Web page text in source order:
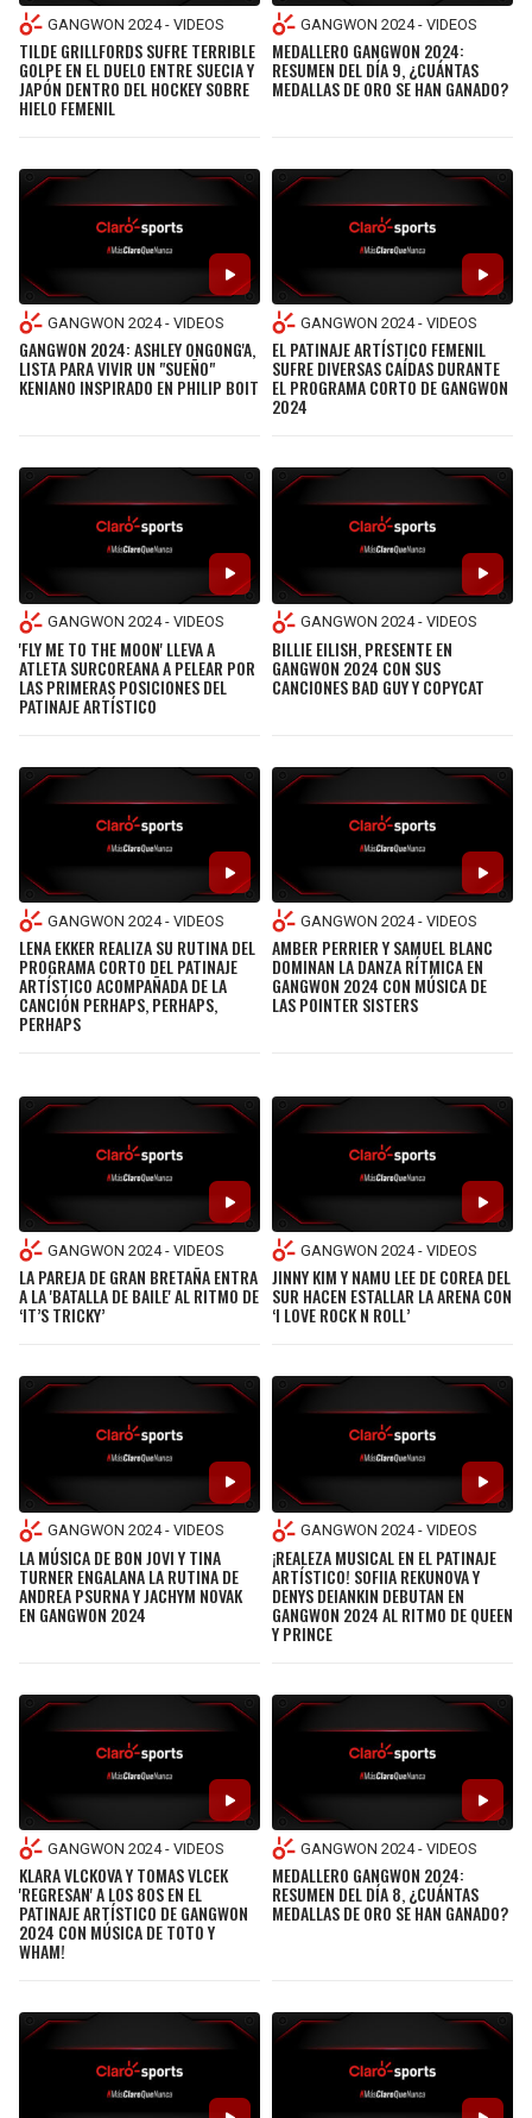
GANGWON 2024 - VIDEOS
TILDE GRILLFORDS SUFRE TERRIBLE
GOLPE EN EL DUELO ENTRE SUECIA Y
JAPÓN DENTRO DEL HOCKEY SOBRE
HIELO FEMENIL
GANGWON 2024 - VIDEOS
MEDALLERO GANGWON 2024:
RESUMEN DEL DÍA 9, ¿CUÁNTAS
MEDALLAS DE ORO SE HAN GANADO?
GANGWON 2024 - VIDEOS
GANGWON 2024: ASHLEY ONGONG'A,
LISTA PARA VIVIR UN "SUEÑO"
KENIANO INSPIRADO EN PHILIP BOIT
GANGWON 2024 - VIDEOS
EL PATINAJE ARTÍSTICO FEMENIL
SUFRE DIVERSAS CAÍDAS DURANTE
EL PROGRAMA CORTO DE GANGWON
2024
GANGWON 2024 - VIDEOS
'FLY ME TO THE MOON' LLEVA A
ATLETA SURCOREANA A PELEAR POR
LAS PRIMERAS POSICIONES DEL
PATINAJE ARTÍSTICO
GANGWON 2024 - VIDEOS
BILLIE EILISH, PRESENTE EN
GANGWON 2024 CON SUS
CANCIONES BAD GUY Y COPYCAT
GANGWON 2024 - VIDEOS
LENA EKKER REALIZA SU RUTINA DEL
PROGRAMA CORTO DEL PATINAJE
ARTÍSTICO ACOMPAÑADA DE LA
CANCIÓN PERHAPS, PERHAPS,
PERHAPS
GANGWON 2024 - VIDEOS
AMBER PERRIER Y SAMUEL BLANC
DOMINAN LA DANZA RÍTMICA EN
GANGWON 2024 CON MÚSICA DE
LAS POINTER SISTERS
GANGWON 2024 - VIDEOS
LA PAREJA DE GRAN BRETAÑA ENTRA
A LA 'BATALLA DE BAILE' AL RITMO DE
‘IT’S TRICKY’
GANGWON 2024 - VIDEOS
JINNY KIM Y NAMU LEE DE COREA DEL
SUR HACEN ESTALLAR LA ARENA CON
‘I LOVE ROCK N ROLL’
GANGWON 2024 - VIDEOS
LA MÚSICA DE BON JOVI Y TINA
TURNER ENGALANA LA RUTINA DE
ANDREA PSURNA Y JACHYM NOVAK
EN GANGWON 2024
GANGWON 2024 - VIDEOS
¡REALEZA MUSICAL EN EL PATINAJE
ARTÍSTICO! SOFIIA REKUNOVA Y
DENYS DEIANKIN DEBUTAN EN
GANGWON 2024 AL RITMO DE QUEEN
Y PRINCE
GANGWON 2024 - VIDEOS
KLARA VLCKOVA Y TOMAS VLCEK
'REGRESAN' A LOS 80S EN EL
PATINAJE ARTÍSTICO DE GANGWON
2024 CON MÚSICA DE TOTO Y
WHAM!
GANGWON 2024 - VIDEOS
MEDALLERO GANGWON 2024:
RESUMEN DEL DÍA 8, ¿CUÁNTAS
MEDALLAS DE ORO SE HAN GANADO?